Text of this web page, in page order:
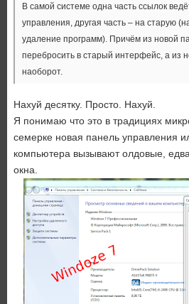
В самой системе одна часть ссылок
управления, другая часть – на старую
удаление программ). Причём из новой
перебросить в старый интерфейс, а из
наоборот.
Нахуй десятку. Просто. Нахуй.
Я понимаю что это в традициях
семерке новая панель управления
компьютера вызывают олдовые,
окна.